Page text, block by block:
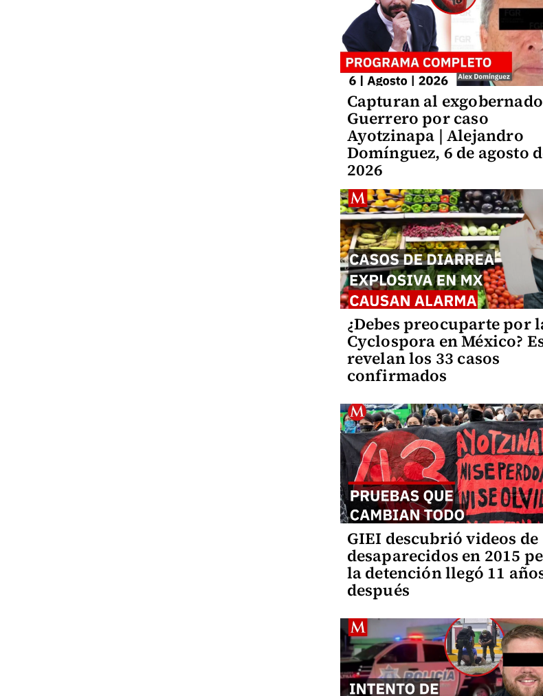
Capturan al
Guerrero por caso
Ayotzinapa | Alejandro
Domínguez, 6 de agosto
2026
¿Debes preocuparte por
Cyclospora en México?
revelan los 33 casos
confirmados
GIEI descubrió videos de
desaparecidos en 2015
la detención llegó 11
después